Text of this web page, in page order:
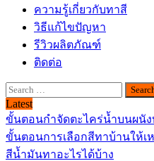
ความรู้เกี่ยวกับทาสี
วิธีแก้ไขปัญหา
รีวิวผลิตภัณฑ์
ติดต่อ
Search
for:
Latest
ขั้นตอนกำจัดตะไคร่น้ำบนผนั
ขั้นตอนการเลือกสีทาบ้านให้เ
สีน้ำมันทาอะไรได้บ้าง